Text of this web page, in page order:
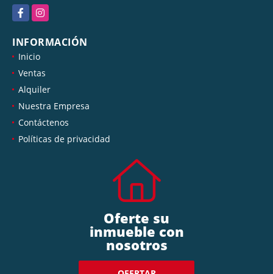
FacebookInstagram
INFORMACIÓN
Inicio
Ventas
Alquiler
Nuestra Empresa
Contáctenos
Políticas de privacidad
Oferte su
inmueble con
nosotros